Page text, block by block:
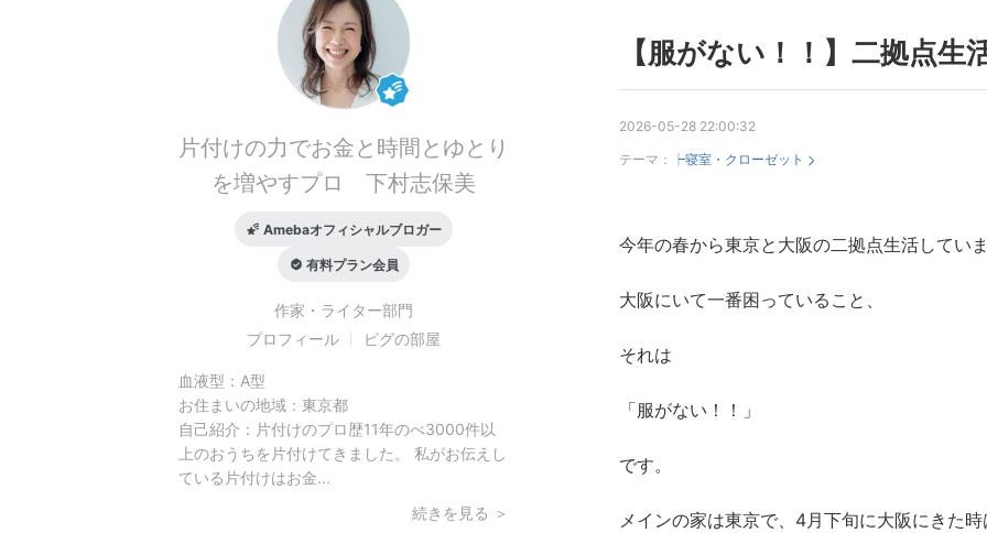
【服がない！！】二拠点生
2026-05-28 22:00:32
テーマ：
┝寝室・クローゼット
今年の春から東京と大阪の二拠点生活してい
大阪にいて一番困っていること、
それは
「服がない！！」
です。
メインの家は東京で、4月下旬に大阪にきた
片付けの力でお金と時間とゆとり
を増やすプロ 下村志保美
Amebaオフィシャルブロガー
有料プラン会員
作家・ライター部門
プロフィール
ピグの部屋
血液型： A型
お住まいの地域： 東京都
自己紹介： 片付けのプロ歴11年のべ3000件以
上のおうちを片付けてきました。 私がお伝えし
ている片付けはお金...
続きを見る ＞